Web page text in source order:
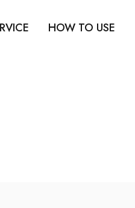
HOW TO USE